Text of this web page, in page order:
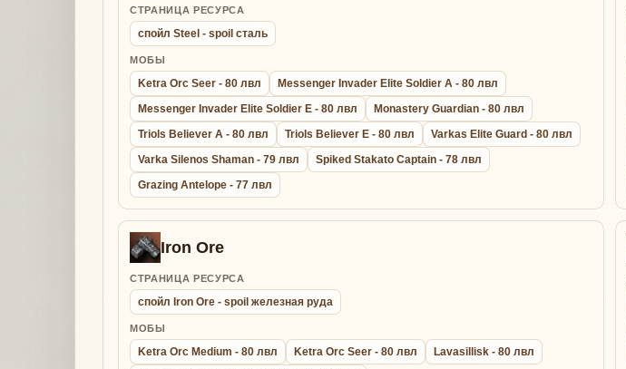
СТРАНИЦА РЕСУРСА
спойл Steel - spoil сталь
МОБЫ
Ketra Orc Seer - 80 лвл
Messenger Invader Elite Soldier A - 80 лвл
Messenger Invader Elite Soldier E - 80 лвл
Monastery Guardian - 80 лвл
Triols Believer A - 80 лвл
Triols Believer E - 80 лвл
Varkas Elite Guard - 80 лвл
Varka Silenos Shaman - 79 лвл
Spiked Stakato Captain - 78 лвл
Grazing Antelope - 77 лвл
Iron Ore
СТРАНИЦА РЕСУРСА
спойл Iron Ore - spoil железная руда
МОБЫ
Ketra Orc Medium - 80 лвл Ketra Orc Seer - 80 лвл
Lavasillisk - 80 лвл